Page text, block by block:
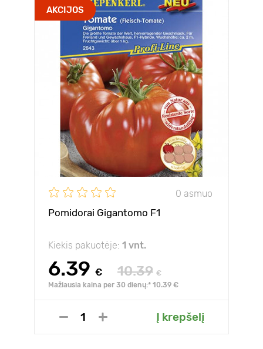
AKCIJOS
0 asmuo
Pomidorai Gigantomo F1
Kiekis pakuotėje: 1 vnt.
6.39 € 10.39 €
Mažiausia kaina per 30 dienų:* 10.39 €
Į krepšelį